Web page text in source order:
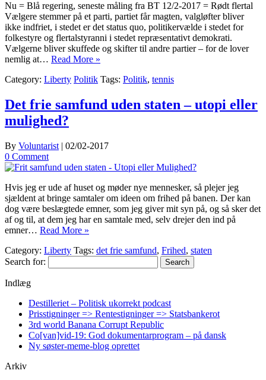
Nu = Blå regering, seneste måling fra BT 12/2-2017 = Rødt flertal
Vælgere stemmer på et parti, partiet får magten, valgløfter bliver
ikke indfriet, i stedet er det status quo, politikervælde i stedet for
folkestyre og flertalstyranni i stedet repræsentativt demokrati.
Vælgerne bliver skuffede og skifter til andre partier – for de lover
nemlig at… Read More »
Category: Liberty Politik Tags: Politik, tennis
Det frie samfund uden staten – utopi eller
mulighed?
By Voluntarist | 02/02-2017
0 Comment
Hvis jeg er ude af huset og møder nye mennesker, så plejer jeg
sjældent at bringe samtaler om ideen om frihed på banen. Der kan
dog være beslægtede emner, som jeg giver mit syn på, og så sker det
af og til, at dem jeg har en samtale med, selv drejer den ind på
emner… Read More »
Category: Liberty Tags: det frie samfund, Frihed, staten
Search for:
Indlæg
Destilleriet – Politisk ukorrekt podcast
Prisstigninger => Rentestigninger => Statsbankerot
3rd world Banana Corrupt Republic
Co[van]vid-19: God dokumentarprogram – på dansk
Ny søster-meme-blog oprettet
Arkiv